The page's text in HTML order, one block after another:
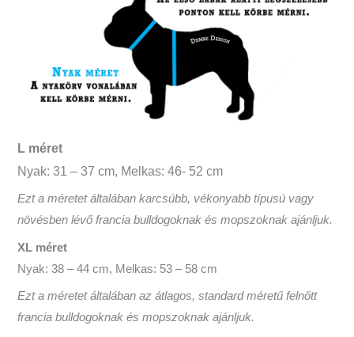
L méret
Nyak: 31 – 37 cm, Melkas: 46- 52 cm
Ezt a méretet általában karcsúbb, vékonyabb típusú vagy
növésben lévő francia bulldogoknak és mopszoknak ajánljuk.
XL méret
Nyak: 38 – 44 cm, Melkas: 53 – 58 cm
Ezt a méretet általában az átlagos, standard méretű felnőtt
francia bulldogoknak és mopszoknak ajánljuk.